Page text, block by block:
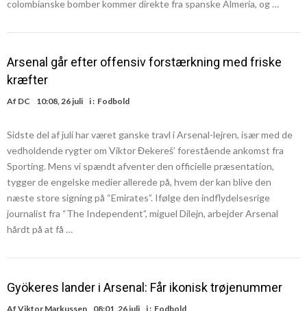
colombianske bomber kommer direkte fra spanske Almería, og …
Arsenal går efter offensiv forstærkning med friske
kræfter
Af DC 10:08, 26 juli i : Fodbold
Sidste del af juli har været ganske travl i Arsenal-lejren, især med de
vedholdende rygter om Viktor Đekereš’ forestående ankomst fra
Sporting. Mens vi spændt afventer den officielle præsentation,
tygger de engelske medier allerede på, hvem der kan blive den
næste store signing på “Emirates”. Ifølge den indflydelsesrige
journalist fra “The Independent”, miguel Dilejn, arbejder Arsenal
hårdt på at få …
Gyökeres lander i Arsenal: Får ikonisk trøjenummer
Af Viktor Markussen 08:01, 26 juli i : Fodbold